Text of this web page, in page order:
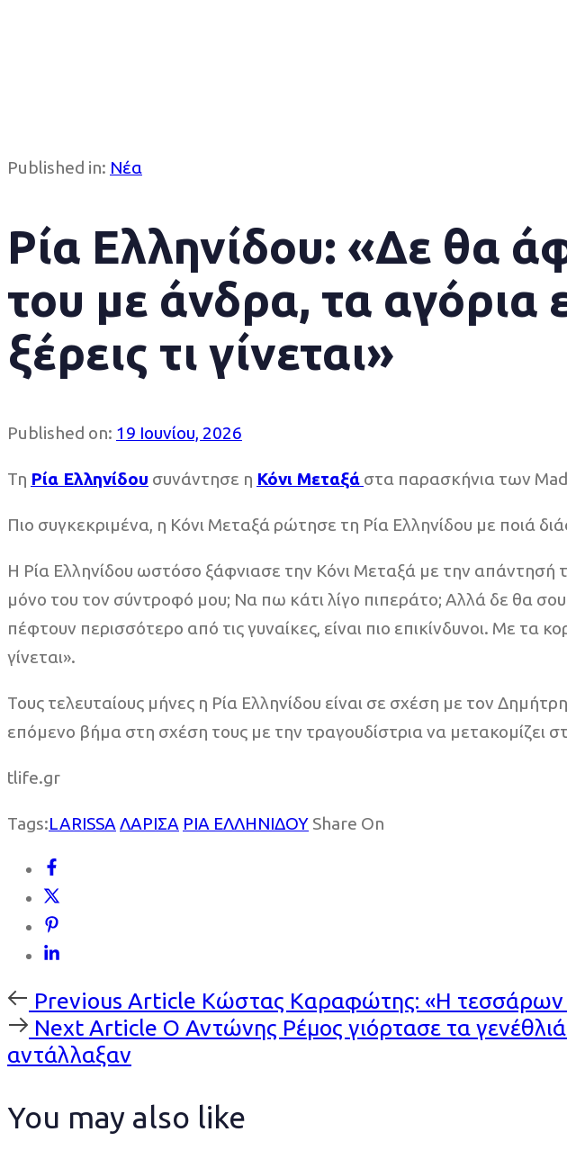
Published in: Νέα
Ρία Ελληνίδου: «Δε θα
του με άνδρα, τα αγόρια
ξέρεις τι γίνεται»
Published on: 19 Ιουνίου, 2026
Τη Ρία Ελληνίδου συνάντησε η Κόνι Μεταξά στα παρασκήνια των Mad
Πιο συγκεκριμένα, η Κόνι Μεταξά ρώτησε τη Ρία Ελληνίδου με ποιά
Η Ρία Ελληνίδου ωστόσο ξάφνιασε την Κόνι Μεταξά με την
μόνο του τον σύντροφό μου; Να πω κάτι λίγο πιπεράτο; Αλλά δε θα
πέφτουν περισσότερο από τις γυναίκες, είναι πιο επικίνδυνοι. Με τα
γίνεται».
Τους τελευταίους μήνες η Ρία Ελληνίδου είναι σε σχέση με τον
επόμενο βήμα στη σχέση τους με την τραγουδίστρια να μετακομίζει
tlife.gr
Tags:LARISSA ΛΑΡΙΣΑ ΡΙΑ ΕΛΛΗΝΙΔΟΥ Share On
Previous
Article
Previous Article Κώστας Καραφώτης: «Η τεσσάρων
Next
Article
Next Article O Αντώνης Ρέμος γιόρτασε τα
αντάλλαξαν
You may also like